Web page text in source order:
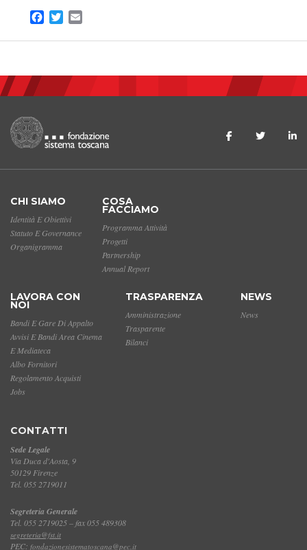
Facebook
Twitter
CHI SIAMO
Identità E Obiettivi
Statuto E Governance
Organigramma
COSA
FACCIAMO
Programma Attività
Progetti
Partnership
Annual Report
LAVORA CON
NOI
Bandi E Gare Di Appalto
Avvisi E Bandi Area Cinema
E Mediateca
Albo Fornitori
Regolamento Acquisti
Jobs
TRASPARENZA
Amministrazione
Trasparente
Bilanci
NEWS
News
CONTATTI
Sede Legale
Via Duca d'Aosta, 9
50129 Firenze
Tel. 055 2719011
Segreteria Generale
Tel. 055 2719025 – fax 055 489308
segreteria@fst.it
PEC: fondazionesistematoscana@pec.it